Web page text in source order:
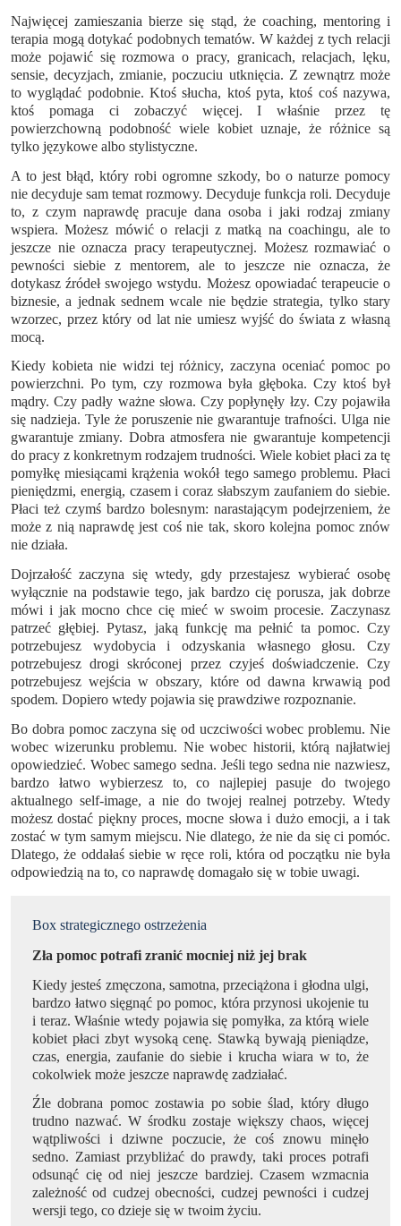
Najwięcej zamieszania bierze się stąd, że coaching, mentoring i
terapia mogą dotykać podobnych tematów. W każdej z tych relacji
może pojawić się rozmowa o pracy, granicach, relacjach, lęku,
sensie, decyzjach, zmianie, poczuciu utknięcia. Z zewnątrz może
to wyglądać podobnie. Ktoś słucha, ktoś pyta, ktoś coś nazywa,
ktoś pomaga ci zobaczyć więcej. I właśnie przez tę
powierzchowną podobność wiele kobiet uznaje, że różnice są
tylko językowe albo stylistyczne.
A to jest błąd, który robi ogromne szkody, bo o naturze pomocy
nie decyduje sam temat rozmowy. Decyduje funkcja roli. Decyduje
to, z czym naprawdę pracuje dana osoba i jaki rodzaj zmiany
wspiera. Możesz mówić o relacji z matką na coachingu, ale to
jeszcze nie oznacza pracy terapeutycznej. Możesz rozmawiać o
pewności siebie z mentorem, ale to jeszcze nie oznacza, że
dotykasz źródeł swojego wstydu. Możesz opowiadać terapeucie o
biznesie, a jednak sednem wcale nie będzie strategia, tylko stary
wzorzec, przez który od lat nie umiesz wyjść do świata z własną
mocą.
Kiedy kobieta nie widzi tej różnicy, zaczyna oceniać pomoc po
powierzchni. Po tym, czy rozmowa była głęboka. Czy ktoś był
mądry. Czy padły ważne słowa. Czy popłynęły łzy. Czy pojawiła
się nadzieja. Tyle że poruszenie nie gwarantuje trafności. Ulga nie
gwarantuje zmiany. Dobra atmosfera nie gwarantuje kompetencji
do pracy z konkretnym rodzajem trudności. Wiele kobiet płaci za tę
pomyłkę miesiącami krążenia wokół tego samego problemu. Płaci
pieniędzmi, energią, czasem i coraz słabszym zaufaniem do siebie.
Płaci też czymś bardzo bolesnym: narastającym podejrzeniem, że
może z nią naprawdę jest coś nie tak, skoro kolejna pomoc znów
nie działa.
Dojrzałość zaczyna się wtedy, gdy przestajesz wybierać osobę
wyłącznie na podstawie tego, jak bardzo cię porusza, jak dobrze
mówi i jak mocno chce cię mieć w swoim procesie. Zaczynasz
patrzeć głębiej. Pytasz, jaką funkcję ma pełnić ta pomoc. Czy
potrzebujesz wydobycia i odzyskania własnego głosu. Czy
potrzebujesz drogi skróconej przez czyjeś doświadczenie. Czy
potrzebujesz wejścia w obszary, które od dawna krwawią pod
spodem. Dopiero wtedy pojawia się prawdziwe rozpoznanie.
Bo dobra pomoc zaczyna się od uczciwości wobec problemu. Nie
wobec wizerunku problemu. Nie wobec historii, którą najłatwiej
opowiedzieć. Wobec samego sedna. Jeśli tego sedna nie nazwiesz,
bardzo łatwo wybierzesz to, co najlepiej pasuje do twojego
aktualnego self-image, a nie do twojej realnej potrzeby. Wtedy
możesz dostać piękny proces, mocne słowa i dużo emocji, a i tak
zostać w tym samym miejscu. Nie dlatego, że nie da się ci pomóc.
Dlatego, że oddałaś siebie w ręce roli, która od początku nie była
odpowiedzią na to, co naprawdę domagało się w tobie uwagi.
Box strategicznego ostrzeżenia
Zła pomoc potrafi zranić mocniej niż jej brak
Kiedy jesteś zmęczona, samotna, przeciążona i głodna ulgi,
bardzo łatwo sięgnąć po pomoc, która przynosi ukojenie tu
i teraz. Właśnie wtedy pojawia się pomyłka, za którą wiele
kobiet płaci zbyt wysoką cenę. Stawką bywają pieniądze,
czas, energia, zaufanie do siebie i krucha wiara w to, że
cokolwiek może jeszcze naprawdę zadziałać.
Źle dobrana pomoc zostawia po sobie ślad, który długo
trudno nazwać. W środku zostaje większy chaos, więcej
wątpliwości i dziwne poczucie, że coś znowu minęło
sedno. Zamiast przybliżać do prawdy, taki proces potrafi
odsunąć cię od niej jeszcze bardziej. Czasem wzmacnia
zależność od cudzej obecności, cudzej pewności i cudzej
wersji tego, co dzieje się w twoim życiu.